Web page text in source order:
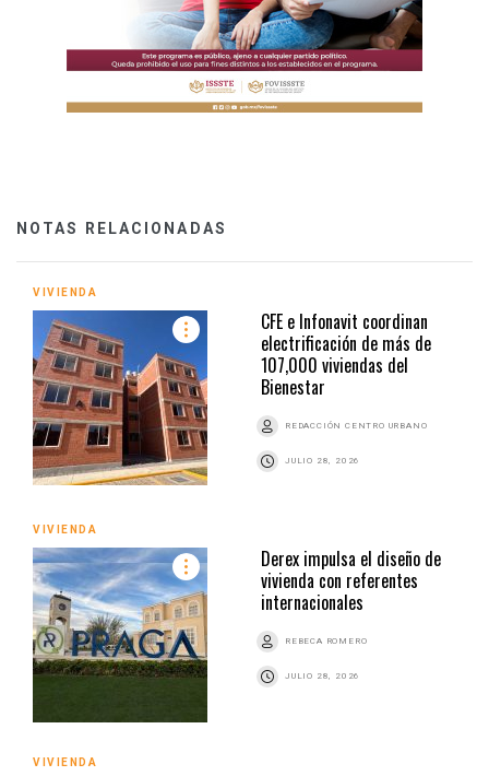
NOTAS RELACIONADAS
VIVIENDA
CFE e Infonavit coordinan
electrificación de más de
107,000 viviendas del
Bienestar
REDACCIÓN CENTRO URBANO
JULIO 28, 2026
VIVIENDA
Derex impulsa el diseño de
vivienda con referentes
internacionales
REBECA ROMERO
JULIO 28, 2026
VIVIENDA